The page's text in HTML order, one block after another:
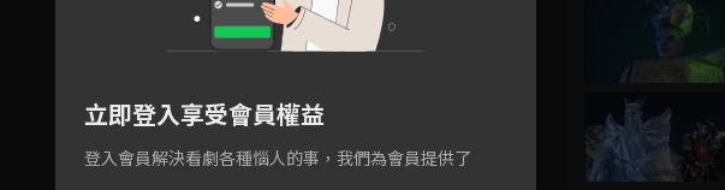
立即登入享受會員權益
登入會員解決看劇各種惱人的事，我們為會員提供了